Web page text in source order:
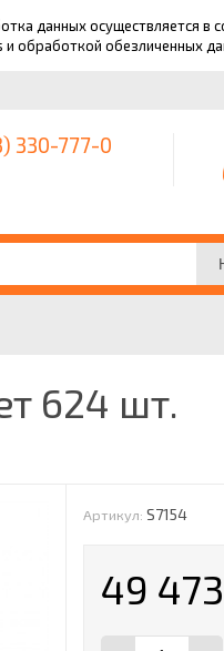
данных осуществляется
и обработкой обезличенных
330-777-0
624 шт.
Артикул: S7154
49 473